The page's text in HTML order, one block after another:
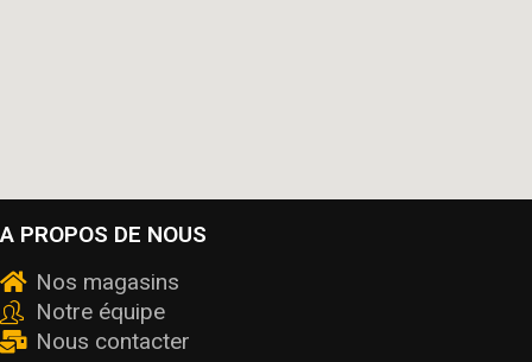
A PROPOS DE NOUS
Nos magasins
Notre équipe
Nous contacter